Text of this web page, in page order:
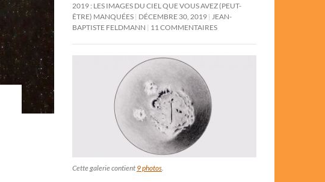
2019 : LES IMAGES DU CIEL QUE VOUS AVEZ (PEUT-
ÊTRE) MANQUÉES DÉCEMBRE 30, 2019 JEAN-
BAPTISTE FELDMANN
11 COMMENTAIRES
Cette galerie contient 9 photos